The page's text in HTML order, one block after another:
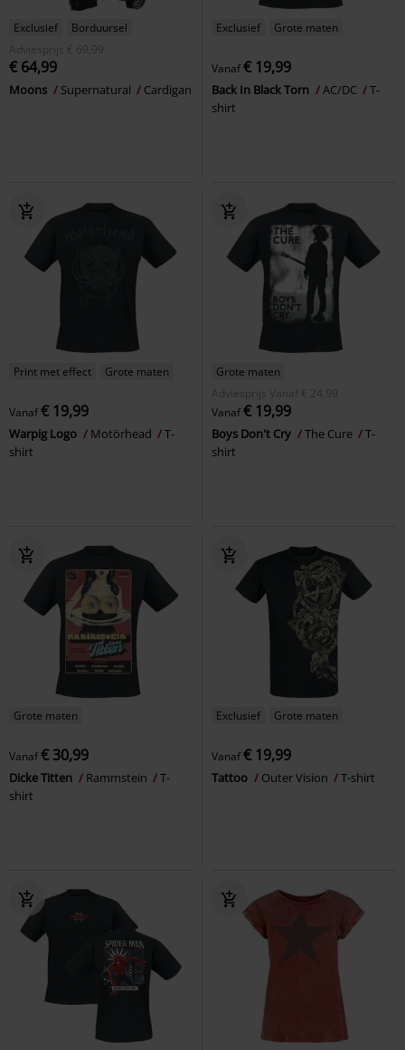
Exclusief
Borduursel
Adviesprijs
€ 69,99
€ 64,99
Moons Supernatural Cardigan
Exclusief Grote maten
Vanaf€ 19,99
Back In Black Torn AC/DC
T-
shirt
Print met effect Grote maten
Vanaf€ 19,99
Warpig Logo Motörhead
T-
shirt
Grote maten
Adviesprijs
Vanaf € 24,99
Vanaf€ 19,99
Boys Don't Cry The Cure
T-
shirt
Grote maten
Vanaf€ 30,99
Dicke Titten Rammstein
T-
shirt
Exclusief Grote maten
Vanaf€ 19,99
Tattoo Outer Vision T-shirt